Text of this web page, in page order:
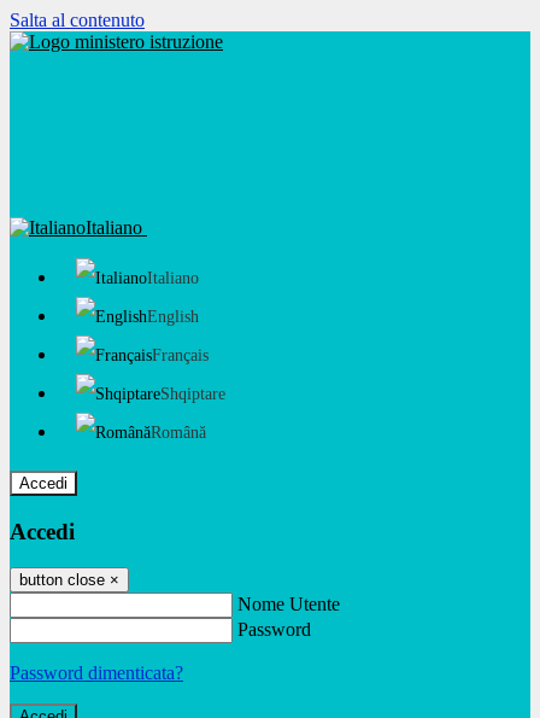
Salta al contenuto
Italiano
Italiano
English
Français
Shqiptare
Română
Accedi
Accedi
button close ×
Nome Utente
Password
Password dimenticata?